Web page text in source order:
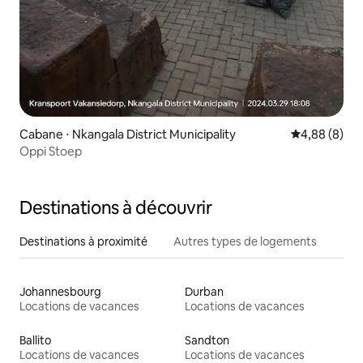
Cabane ⋅ Nkangala District Municipality Évaluation
4,88 (8)
Oppi Stoep
Destinations à découvrir
Destinations à proximité Autres types de logements
Johannesbourg
Locations de vacances
Durban
Locations de vacances
Ballito
Locations de vacances
Sandton
Locations de vacances